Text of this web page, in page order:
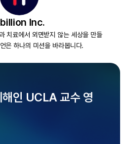
Inc.
치료에서 외면받지 않는 세상을 만들
은 하나의 미션을 바라봅니다.
해인 UCLA 교수 영